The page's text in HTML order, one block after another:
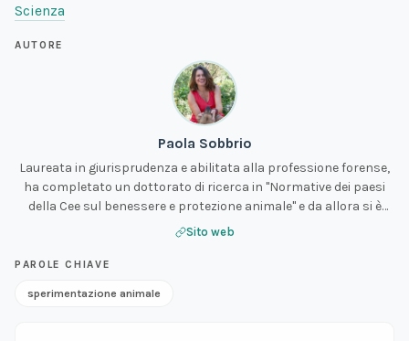
Scienza
AUTORE
Paola Sobbrio
Laureata in giurisprudenza e abilitata alla professione forense,
ha completato un dottorato di ricerca in "Normative dei paesi
della Cee sul benessere e protezione animale" e da allora si è
specializzata in bioetica e diritto.
Sito web
PAROLE CHIAVE
sperimentazione animale